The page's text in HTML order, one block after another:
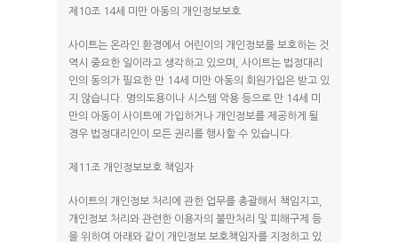
제10조 14세 미만 아동의 개인정보보호
사이트는 온라인 환경에서 어린이의 개인정보를 보호하는 것
역시 중요한 일이라고 생각하고 있으며, 사이트는 법정대리
인의 동의가 필요한 만 14세 미만 아동의 회원가입은 받고 있
지 않습니다. 명의도용이나 시스템 악용 등으로 만 14세 미
만의 아동이 사이트에 가입하거나 개인정보를 제공하게 될
경우 법정대리인이 모든 권리를 행사할 수 있습니다.
제11조 개인정보보호 책임자
사이트의 개인정보 처리에 관한 업무를 총괄해서 책임지고,
개인정보 처리와 관련한 이용자의 불만처리 및 피해구제 등
을 위하여 아래와 같이 개인정보 보호책임자를 지정하고 있